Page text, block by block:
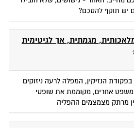
יש תוקף להסכם?
מגמתית, אך לגיטימית
הנזיקין, המפלה לרעה ניזוקים
משפט אחרים, מקוממת את שופטי
מרתק מצמצמים ההפליה